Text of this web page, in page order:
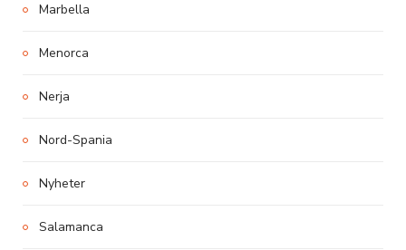
Marbella
Menorca
Nerja
Nord-Spania
Nyheter
Salamanca